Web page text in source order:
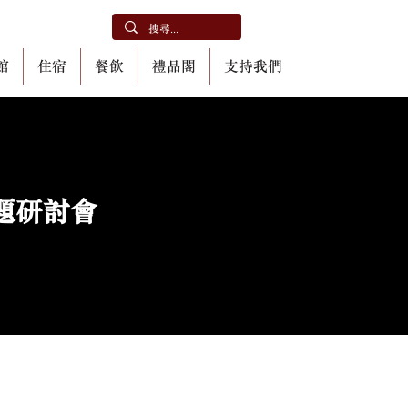
住宿 餐飲 禮品閣 支持我們
研討會